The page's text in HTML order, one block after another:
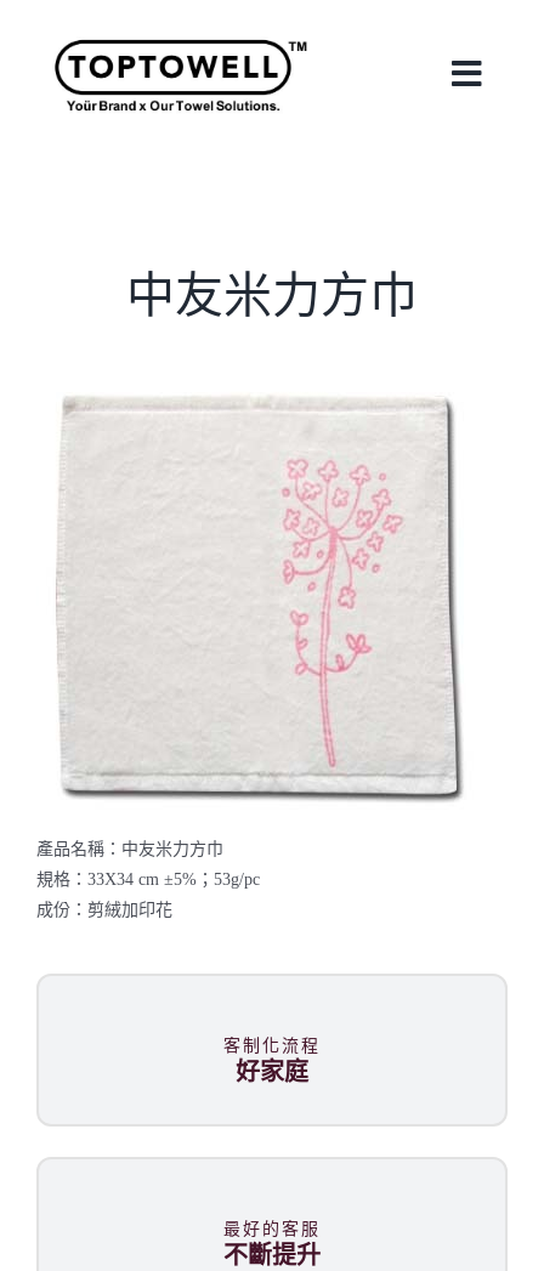
Toggle
關於我們
最新消息
聯絡我們
中友米力方巾
產品名稱：中友米力方巾
規格：33X34 cm ±5%；53g/pc
成份：剪絨加印花
客制化流程
好家庭
最好的客服
不斷提升